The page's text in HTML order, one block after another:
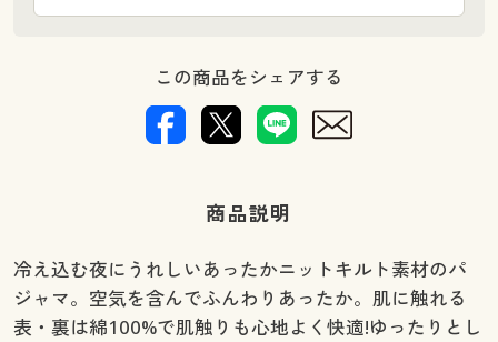
この商品をシェアする
商品説明
冷え込む夜にうれしいあったかニットキルト素材のパ
ジャマ。空気を含んでふんわりあったか。肌に触れる
表・裏は綿100%で肌触りも心地よく快適!ゆったりとし